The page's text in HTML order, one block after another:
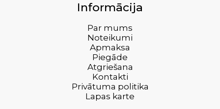
Informācija
Par mums
Noteikumi
Apmaksa
Piegāde
Atgriešana
Kontakti
Privātuma politika
Lapas karte